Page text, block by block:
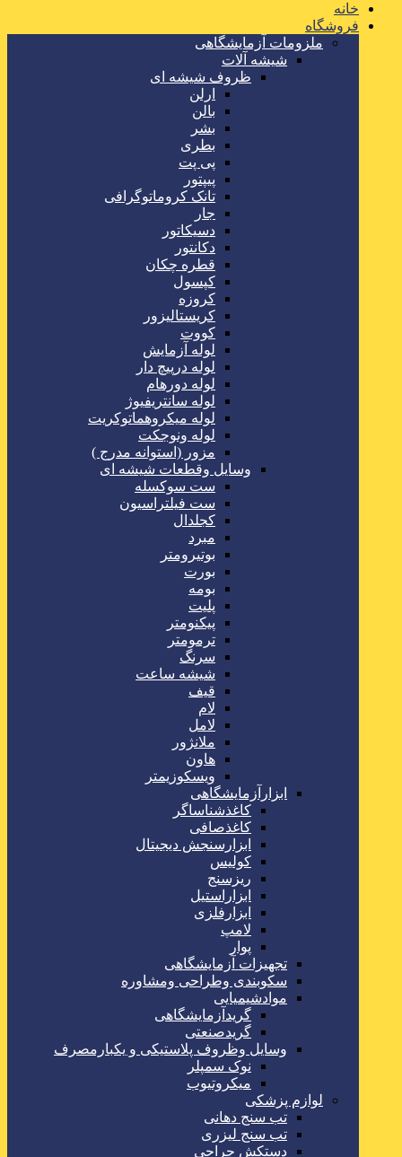
خانه
فروشگاه
ملزومات آزمایشگاهی
شیشه آلات
ظروف شیشه ای
ارلن
بالن
بشر
بطری
پی پت
پیپتور
تانک کروماتوگرافی
جار
دسیکاتور
دکانتور
قطره چکان
کپسول
کروزه
کریستالیزور
کووت
لوله آزمایش
لوله درپیچ دار
لوله دورهام
لوله سانتریفیوژ
لوله میکروهماتوکریت
لوله ونوجکت
مزور (استوانه مدرج )
وسایل وقطعات شیشه ای
ست سوکسله
ست فیلتراسیون
کجلدال
مبرد
بوتیرومتر
بورت
بومه
پلیت
پیکنومتر
ترمومتر
سرنگ
شیشه ساعت
قیف
لام
لامل
ملانژور
هاون
ویسکوزیمتر
ابزارآزمایشگاهی
کاغذشناساگر
کاغذصافی
ابزارسنجش دیجیتال
کولیس
ریزسنج
ابزاراستیل
ابزارفلزی
لامپ
پوار
تجهیزات آزمایشگاهی
سکوبندی وطراحی ومشاوره
موادشیمیایی
گریدآزمایشگاهی
گریدصنعتی
وسایل وظروف پلاستیکی و یکبارمصرف
نوک سمپلر
میکروتیوب
لوازم پزشکی
تب سنج دهانی
تب سنج لیزری
دستکش جراحی